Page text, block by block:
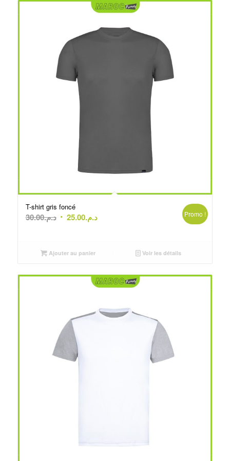
T-shirt gris foncé
د.م.30.00
Le
était :
د.م.25.00
Le
Promo !
Ajouter au panier Voir les détails